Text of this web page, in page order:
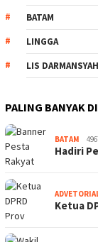
BATAM
LINGGA
LIS DARMANSYAH
PALING BANYAK
BATAM
Hadiri
Ketua